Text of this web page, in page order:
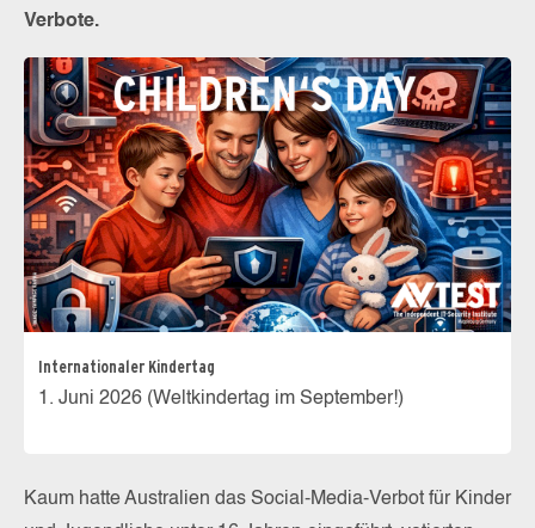
Verbote.
Internationaler Kindertag
1. Juni 2026 (Weltkindertag im September!)
Kaum hatte Australien das Social-Media-Verbot für Kinder